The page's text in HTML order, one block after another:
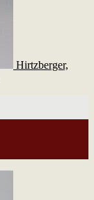
Hirtzberger,